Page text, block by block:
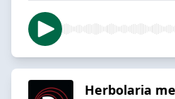
Herbolaria